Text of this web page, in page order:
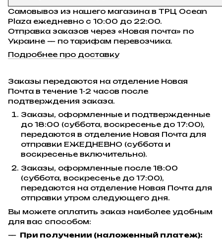
Самовывоз из нашего магазина в ТРЦ Ocean
Plaza ежедневно с 10:00 до 22:00.
Отправка заказов через «Новая почта» по
Украине — по тарифам перевозчика.
Подробнее про доставку
Заказы передаются на отделение Новая
Почта в течение 1-2 часов после
подтверждения заказа.
Заказы, оформленные и подтвержденные
до 18:00 (суббота, воскресенье до 17:00),
передаются в отделение Новая Почта для
отправки ЕЖЕДНЕВНО (суббота и
воскресенье включительно).
Заказы, оформленные после 18:00
(суббота, воскресенье до 17:00),
передаются на отделение Новая Почта для
отправки утром следующего дня.
Вы можете оплатить заказ наиболее удобным
для вас способом:
При получении (наложенный платеж):